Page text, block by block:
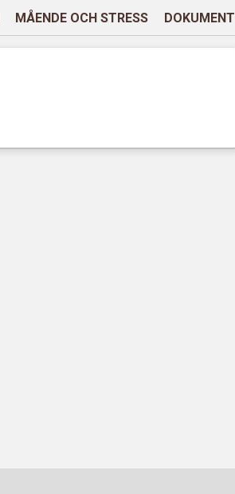
MÅENDE OCH STRESS DOKUMENT